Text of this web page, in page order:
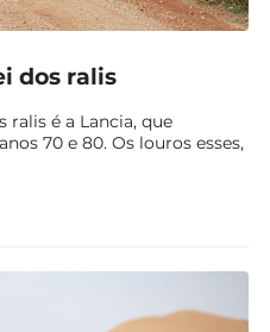
dos ralis
ralis é a Lancia, que
70 e 80. Os louros esses,